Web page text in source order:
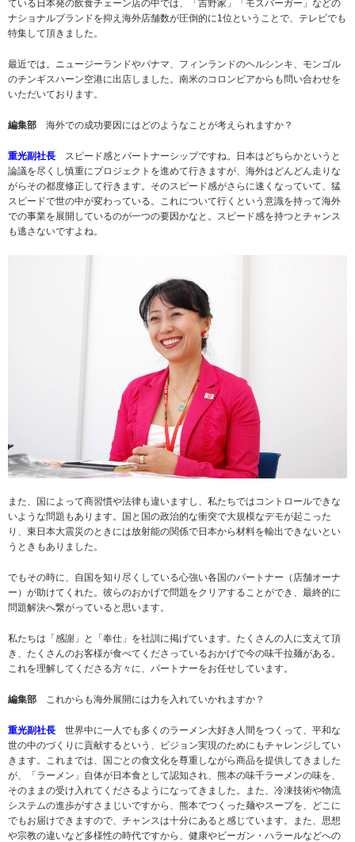
ている日本発の飲食チェーン店の中では、「吉野家」「モスバーガー」などの
ナショナルブランドを抑え海外店舗数が圧倒的に1位ということで、テレビでも
特集して頂きました。
最近では。ニュージーランドやパナマ、フィンランドのヘルシンキ、モンゴル
のチンギスハーン空港に出店しました。南米のコロンビアからも問い合わせを
いただいております。
編集部 海外での成功要因にはどのようなことが考えられますか？
重光副社長 スピード感とパートナーシップですね。日本はどちらかというと
論議を尽くし慎重にプロジェクトを進めて行きますが、海外はどんどん走りな
がらその都度修正して行きます。そのスピード感がさらに速くなっていて、猛
スピードで世の中が変わっている。これについて行くという意識を持って海外
での事業を展開しているのが一つの要因かなと。スピード感を持つとチャンス
も逃さないですよね。
また、国によって商習慣や法律も違いますし、私たちではコントロールできな
いような問題もあります。国と国の政治的な衝突で大規模なデモが起こった
り、東日本大震災のときには放射能の関係で日本から材料を輸出できないとい
うときもありました。
でもその時に、自国を知り尽くしている心強い各国のパートナー（店舗オーナ
ー）が助けてくれた。彼らのおかげで問題をクリアすることができ、最終的に
問題解決へ繋がっていると思います。
私たちは「感謝」と「奉仕」を社訓に掲げています。たくさんの人に支えて頂
き、たくさんのお客様が食べてくださっているおかげで今の味千拉麺がある。
これを理解してくださる方々に、パートナーをお任せしています。
編集部 これからも海外展開には力を入れていかれますか？
重光副社長 世界中に一人でも多くのラーメン大好き人間をつくって、平和な
世の中のづくりに貢献するという、ビジョン実現のためにもチャレンジしてい
きます。これまでは、国ごとの食文化を尊重しながら商品を提供してきました
が、「ラーメン」自体が日本食として認知され、熊本の味千ラーメンの味を、
そのままの受け入れてくださるようになってきました。また、冷凍技術や物流
システムの進歩がすさまじいですから、熊本でつくった麺やスープを、どこに
でもお届けできますので、チャンスは十分にあると感じています。また、思想
や宗教の違いなど多様性の時代ですから、健康やビーガン・ハラールなどへの